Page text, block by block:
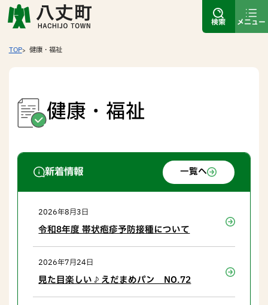
検索 メニュー
TOP 健康・福祉
健康・福祉
新着情報 一覧へ
2026年8月3日
令和8年度 帯状疱疹予防接種について
2026年7月24日
見た目楽しい♪えだまめパン NO.72